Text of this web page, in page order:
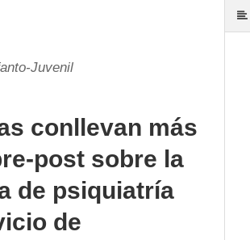
Juvenil
conllevan más
post sobre la
de psiquiatría
de